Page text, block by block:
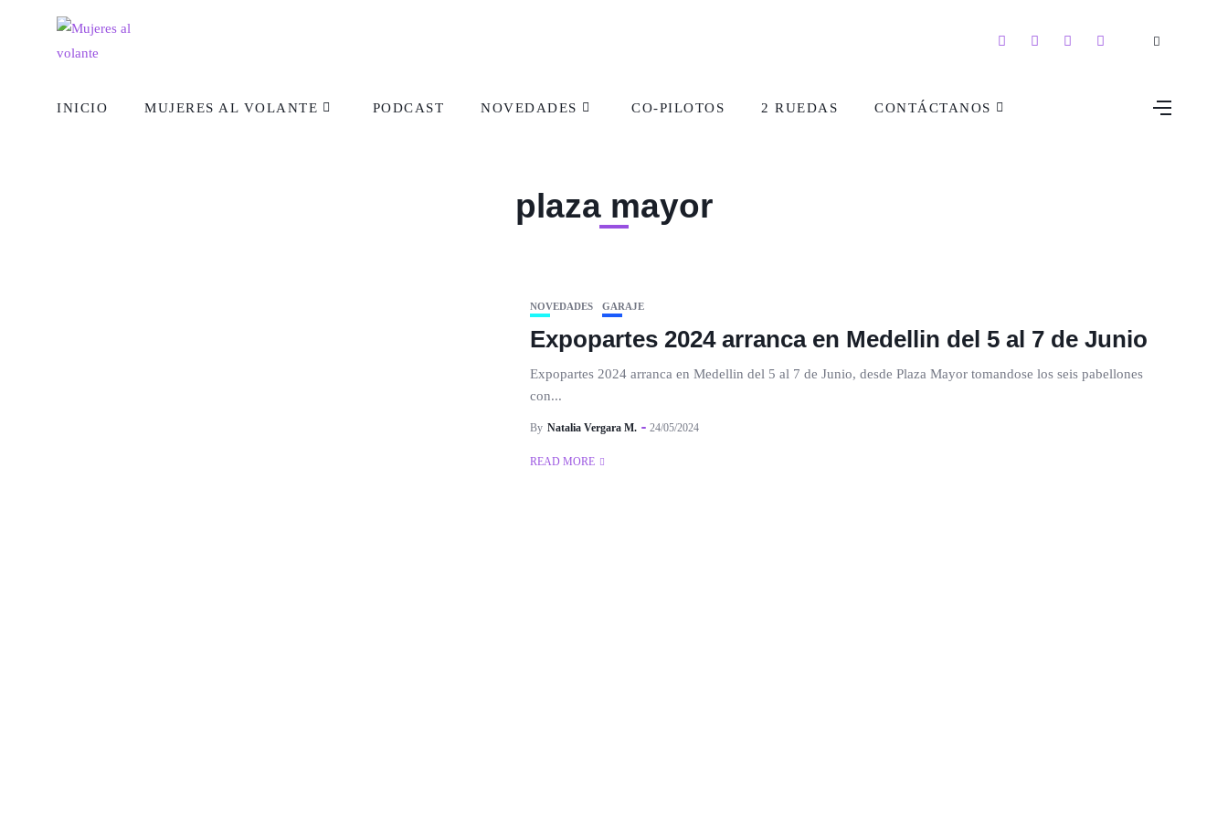
INICIO MUJERES AL VOLANTE PODCAST NOVEDADES CO-PILOTOS 2 RUEDAS CONTÁCTANOS
plaza mayor
NOVEDADES GARAJE
Expopartes 2024 arranca en Medellin del 5 al 7 de Junio
Expopartes 2024 arranca en Medellin del 5 al 7 de Junio, desde Plaza Mayor tomandose los seis pabellones
con...
By Natalia Vergara M. 24/05/2024
READ MORE